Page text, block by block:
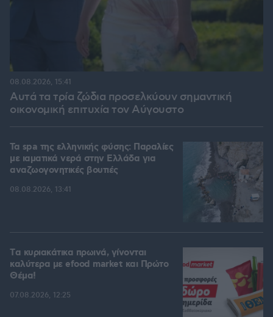
Αυτά τα τρία ζώδια προσελκύουν σημαντική
οικονομική επιτυχία τον Αύγουστο
08.08.2026, 15:41
Τα spa της ελληνικής φύσης: Παραλίες
με ιαματικά νερά στην Ελλάδα για
αναζωογονητικές βουτιές
08.08.2026, 13:41
Tα κυριακάτικα πρωινά, γίνονται
καλύτερα με efood market και Πρώτο
Θέμα!
07.08.2026, 12:25